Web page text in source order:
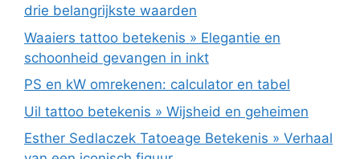
drie belangrijkste waarden
Waaiers tattoo betekenis » Elegantie en
schoonheid gevangen in inkt
PS en kW omrekenen: calculator en tabel
Uil tattoo betekenis » Wijsheid en geheimen
Esther Sedlaczek Tatoeage Betekenis » Verhaal